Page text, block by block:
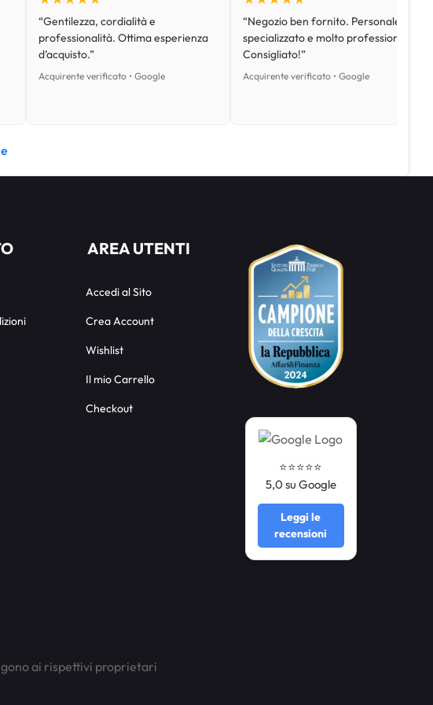
“Gentilezza, cordialità e
professionalità. Ottima esperienza
d’acquisto.”
Acquirente verificato • Google
“Negozio ben fornito. Personale
specializzato e molto professionale.
Consigliato!”
Acquirente verificato • Google
AREA UTENTI
Accedi al Sito
Crea Account
Wishlist
Il mio Carrello
Checkout
⭐️⭐️⭐️⭐️⭐️
5,0 su Google
Leggi le
recensioni
ai rispettivi proprietari